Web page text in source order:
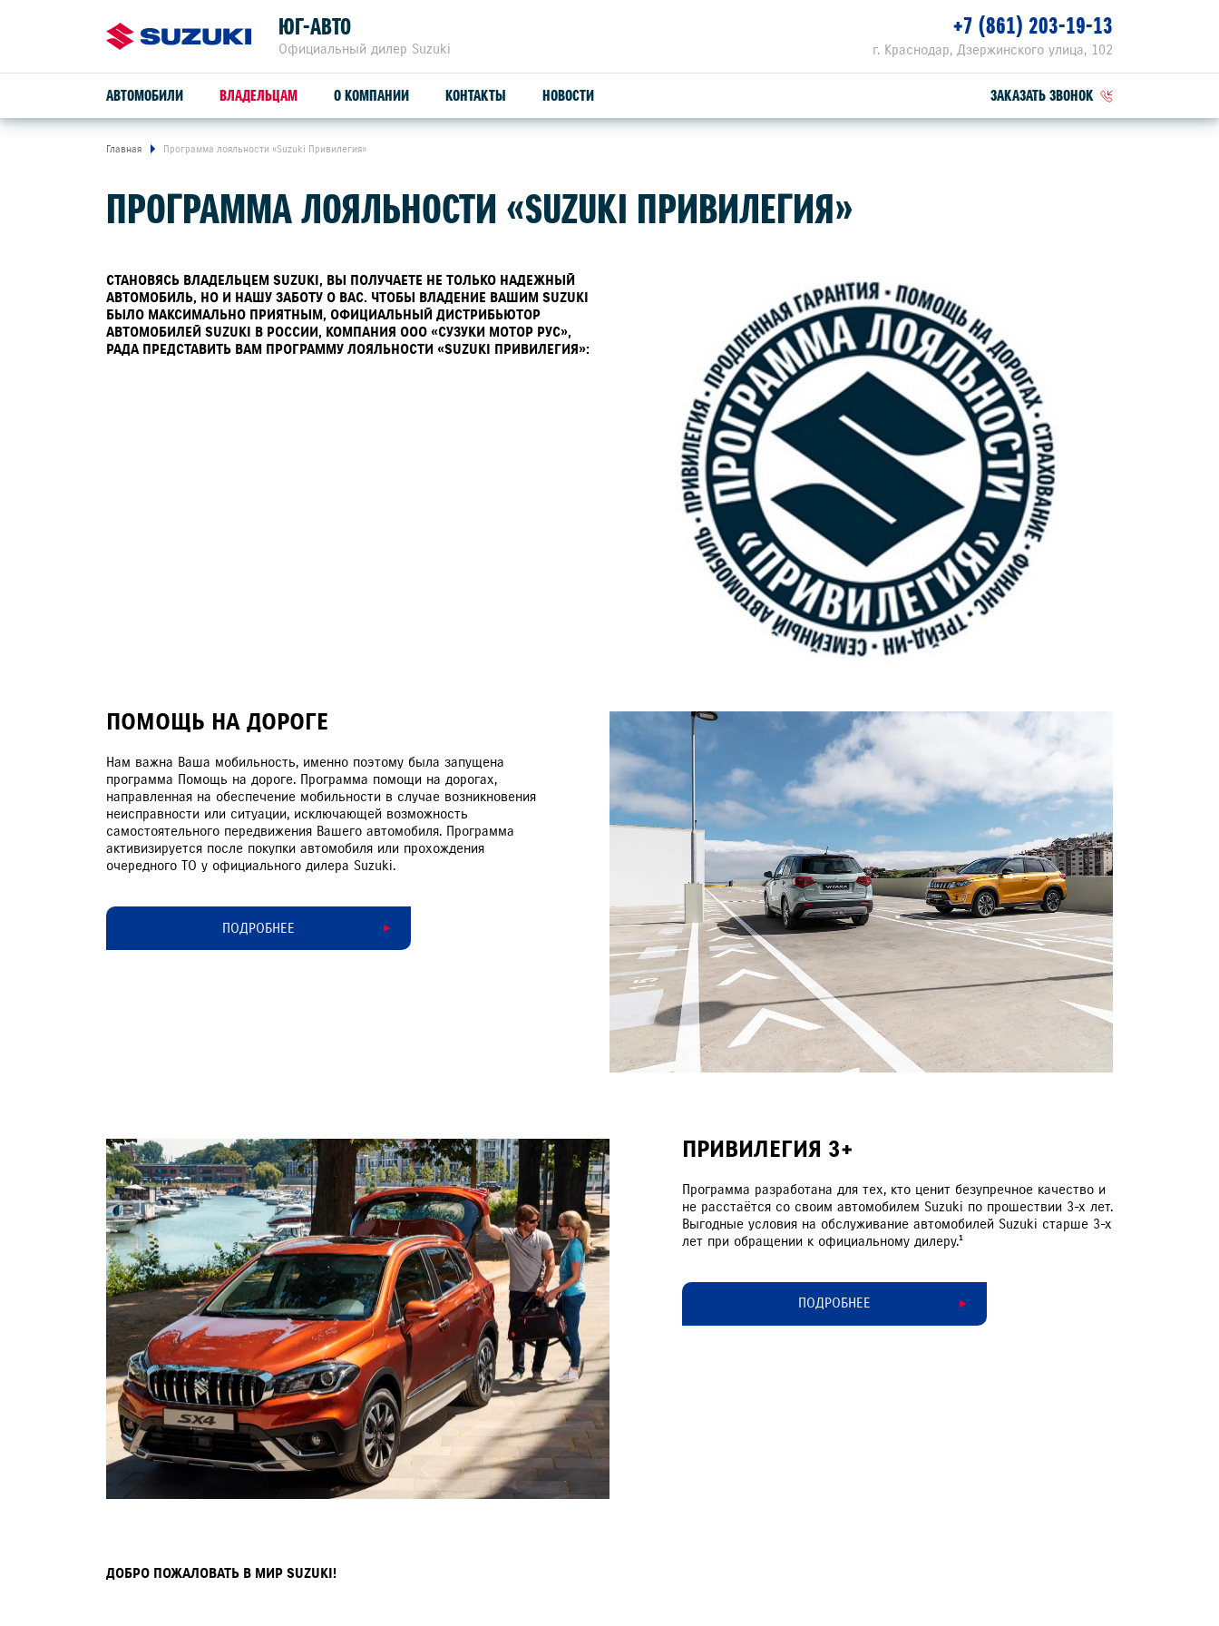
ЮГ-АВТО
Официальный дилер Suzuki г. Краснодар, Дзержинского улица, 102
+7 (861) 203-19-13
АВТОМОБИЛИ
SUZUKI VITARA
расход от
4,9 л/100 км
привод
JIMNY
ВЛАДЕЛЬЦАМ
ОБСЛУЖИВАНИЕ И РЕМОНТ
СЕРВИСНОЕ ОБСЛУЖИВАНИЕ
ГАРАНТИЙНОЕ ОБСЛУЖИВАНИЕ
ПОМОЩЬ НА ДОРОГЕ
ЗАПЧАСТИ И АКСЕССУАРЫ
ПРОДУКЦИЯ SUZUTEC
КУЗОВНЫЕ ЗАПЧАСТИ И РЕМОНТ
УЗНАТЬ СТОИМОСТЬ ДЕТАЛИ
СПЕЦПРЕДЛОЖЕНИЯ
СЕРВИСНЫЕ КАМПАНИИ
О КОМПАНИИ КОНТАКТЫ НОВОСТИ ЗАКАЗАТЬ ЗВОНОК
Главная Программа лояльности «Suzuki Привилегия»
ПРОГРАММА ЛОЯЛЬНОСТИ «SUZUKI ПРИВИЛЕГИЯ»
СТАНОВЯСЬ ВЛАДЕЛЬЦЕМ SUZUKI, ВЫ ПОЛУЧАЕТЕ НЕ ТОЛЬКО НАДЕЖНЫЙ
АВТОМОБИЛЬ, НО И НАШУ ЗАБОТУ О ВАС. ЧТОБЫ ВЛАДЕНИЕ ВАШИМ SUZUKI
БЫЛО МАКСИМАЛЬНО ПРИЯТНЫМ, ОФИЦИАЛЬНЫЙ ДИСТРИБЬЮТОР
АВТОМОБИЛЕЙ SUZUKI В РОССИИ, КОМПАНИЯ ООО «СУЗУКИ МОТОР РУС»,
РАДА ПРЕДСТАВИТЬ ВАМ ПРОГРАММУ ЛОЯЛЬНОСТИ «SUZUKI ПРИВИЛЕГИЯ»:
ПОМОЩЬ НА ДОРОГЕ
Нам важна Ваша мобильность, именно поэтому была запущена
программа Помощь на дороге. Программа помощи на дорогах,
направленная на обеспечение мобильности в случае возникновения
неисправности или ситуации, исключающей возможность
самостоятельного передвижения Вашего автомобиля. Программа
активизируется после покупки автомобиля или прохождения
очередного ТО у официального дилера Suzuki.
ПОДРОБНЕЕ
ПРИВИЛЕГИЯ 3+
Программа разработана для тех, кто ценит безупречное качество и
не расстаётся со своим автомобилем Suzuki по прошествии 3-х лет.
Выгодные условия на обслуживание автомобилей Suzuki старше 3-х
лет при обращении к официальному дилеру.¹
ПОДРОБНЕЕ
ДОБРО ПОЖАЛОВАТЬ В МИР SUZUKI!